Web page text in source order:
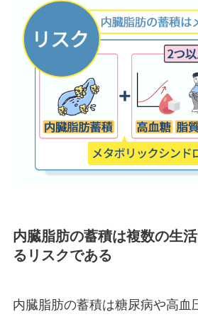
内臓脂肪の蓄積は複数の生
るリスクである
内臓脂肪の蓄積は糖尿病や高血